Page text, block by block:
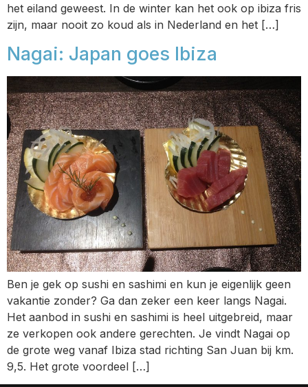
het eiland geweest. In de winter kan het ook op ibiza fris
zijn, maar nooit zo koud als in Nederland en het […]
Nagai: Japan goes Ibiza
Ben je gek op sushi en sashimi en kun je eigenlijk geen
vakantie zonder? Ga dan zeker een keer langs Nagai.
Het aanbod in sushi en sashimi is heel uitgebreid, maar
ze verkopen ook andere gerechten. Je vindt Nagai op
de grote weg vanaf Ibiza stad richting San Juan bij km.
9,5. Het grote voordeel […]